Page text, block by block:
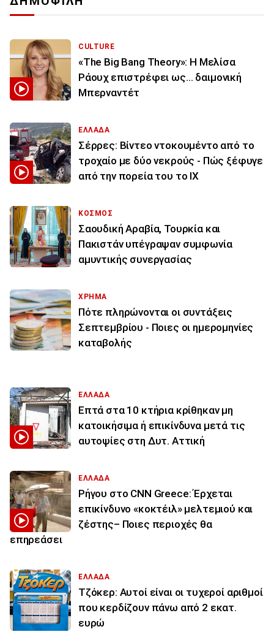
CULTURE
«The Big Bang Theory»: Η Μελίσα
Ράουχ επιστρέφει ως… δαιμονική
Μπερναντέτ
ΕΛΛΑΔΑ
Σέρρες: Βίντεο ντοκουμέντο από το
τροχαίο με δύο νεκρούς - Πώς ξέφυγε
από την πορεία του το ΙΧ
ΚΟΣΜΟΣ
Σαουδική Αραβία, Τουρκία και
Πακιστάν υπέγραψαν συμφωνία
αμυντικής συνεργασίας
ΧΡΗΜΑ
Πότε πληρώνονται οι συντάξεις
Σεπτεμβρίου - Ποιες οι ημερομηνίες
καταβολής
ΕΛΛΑΔΑ
Επτά στα 10 κτήρια κρίθηκαν μη
κατοικήσιμα ή επικίνδυνα μετά τις
αυτοψίες στη Δυτ. Αττική
ΕΛΛΑΔΑ
Ρήγου στο CNN Greece: Έρχεται
επικίνδυνο «κοκτέιλ» μελτεμιού και
ζέστης– Ποιες περιοχές θα
επηρεάσει
ΕΛΛΑΔΑ
Τζόκερ: Αυτοί είναι οι τυχεροί αριθμοί
που κερδίζουν πάνω από 2 εκατ.
ευρώ